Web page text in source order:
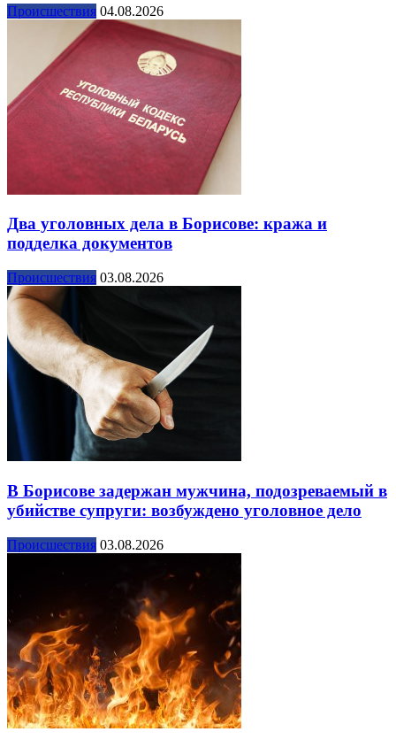
Происшествия 04.08.2026
Два уголовных дела в Борисове: кража и
подделка документов
Происшествия 03.08.2026
В Борисове задержан мужчина, подозреваемый в
убийстве супруги: возбуждено уголовное дело
Происшествия 03.08.2026